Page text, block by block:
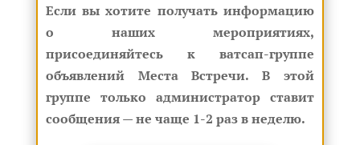
Если вы хотите получать информацию
о наших мероприятиях,
присоединяйтесь к ватсап-группе
объявлений Места Встречи. В этой
группе только администратор ставит
сообщения — не чаще 1-2 раз в неделю.